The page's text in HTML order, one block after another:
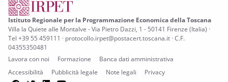
Istituto Regionale per la Programmazione Economica della Toscana
Villa la Quiete alle Montalve - Via Pietro Dazzi, 1 - 50141 Firenze (Italia) ·
Tel +39 55 459111 · protocollo.irpet@postacert.toscana.it · C.F.
04355350481
Lavora con noi
Formazione
Banca dati amministrativa
Accessibilità
Pubblicità legale Note legali Privacy